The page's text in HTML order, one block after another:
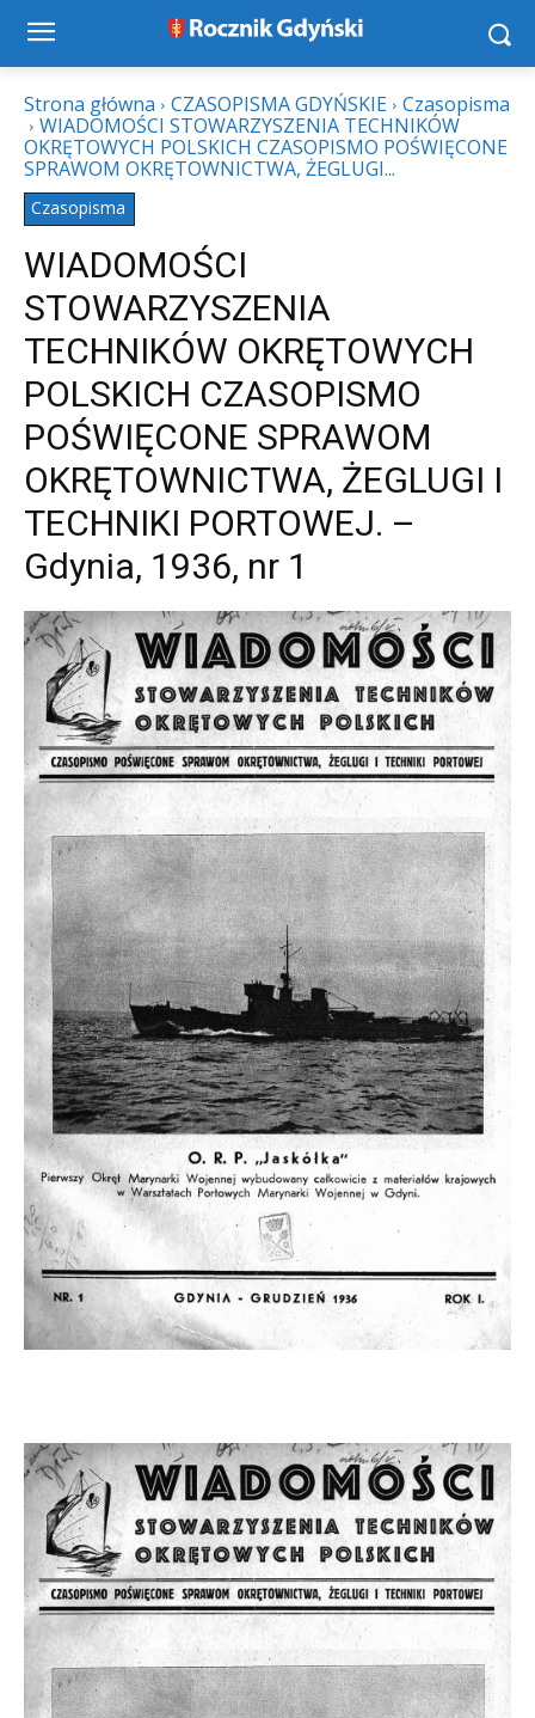
Strona główna CZASOPISMA GDYŃSKIE Czasopisma
WIADOMOŚCI STOWARZYSZENIA TECHNIKÓW
OKRĘTOWYCH POLSKICH CZASOPISMO POŚWIĘCONE
SPRAWOM OKRĘTOWNICTWA, ŻEGLUGI...
Czasopisma
WIADOMOŚCI
STOWARZYSZENIA
TECHNIKÓW OKRĘTOWYCH
POLSKICH CZASOPISMO
POŚWIĘCONE SPRAWOM
OKRĘTOWNICTWA, ŻEGLUGI I
TECHNIKI PORTOWEJ. –
Gdynia, 1936, nr 1